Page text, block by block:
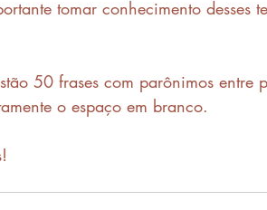
tomar conhecimento desses
50 frases com parônimos entre
o espaço em branco.